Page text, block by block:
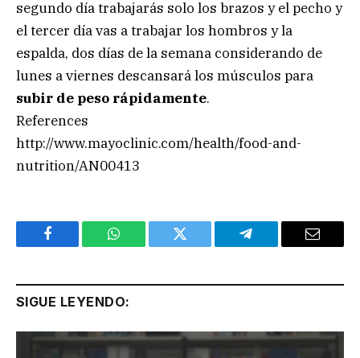
segundo día trabajarás solo los brazos y el pecho y
el tercer día vas a trabajar los hombros y la
espalda, dos días de la semana considerando de
lunes a viernes descansará los músculos para
subir de peso rápidamente.
References
http://www.mayoclinic.com/health/food-and-
nutrition/AN00413
Facebook WhatsApp Twitter Telegram Email
SIGUE LEYENDO: